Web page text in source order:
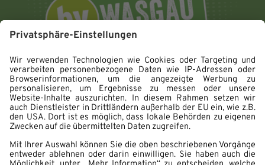
Impressum